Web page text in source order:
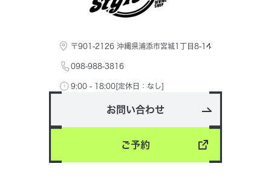
〒901-2126 沖縄県浦添市宮城1丁目8-14
098-988-3816
9:00 - 18:00[定休日：なし]
お問い合わせ
ご予約